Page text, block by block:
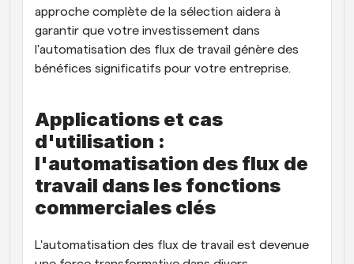
approche complète de la sélection aidera à
garantir que votre investissement dans
l'automatisation des flux de travail génère des
bénéfices significatifs pour votre entreprise.
Applications et cas
d'utilisation :
l'automatisation des flux de
travail dans les fonctions
commerciales clés
L'automatisation des flux de travail est devenue